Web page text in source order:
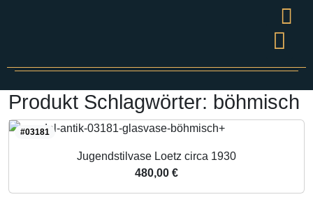
Produkt Schlagwörter: böhmisch
#03181
Jugendstilvase Loetz circa 1930
480,00 €